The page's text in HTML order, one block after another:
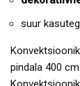
suur
pindala 400